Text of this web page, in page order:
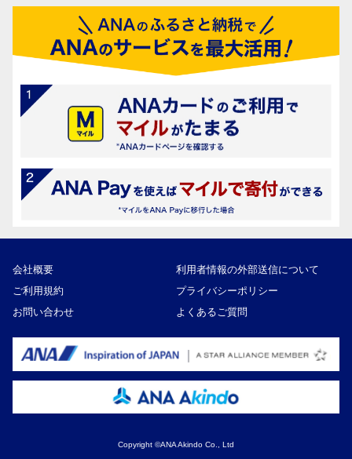
会社概要
利用者情報の外部送信について
ご利用規約
プライバシーポリシー
お問い合わせ
よくあるご質問
Copyright ©ANA Akindo Co., Ltd